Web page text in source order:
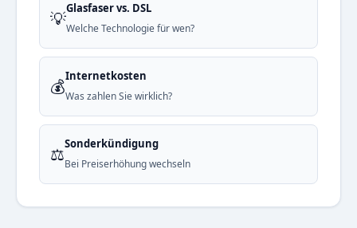
💡Glasfaser vs. DSL
Welche Technologie für wen?
💰Internetkosten
Was zahlen Sie wirklich?
⚖️Sonderkündigung
Bei Preiserhöhung wechseln